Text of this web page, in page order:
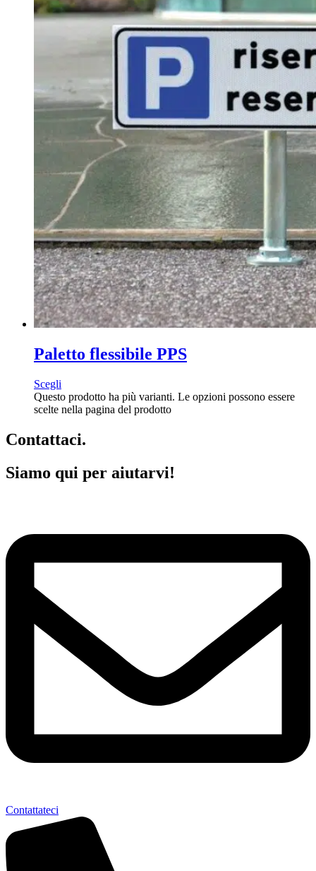
Paletto flessibile PPS
Scegli
Questo prodotto ha più varianti. Le opzioni possono essere
scelte nella pagina del prodotto
Contattaci.
Siamo qui per aiutarvi!
Contattateci